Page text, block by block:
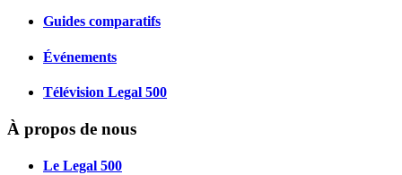
Guides comparatifs
Événements
Télévision Legal 500
À propos de nous
Le Legal 500